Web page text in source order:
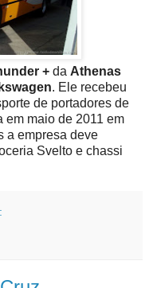
+ da Athenas
. Ele recebeu
de portadores de
em maio de 2011 em
a empresa deve
Svelto e chassi